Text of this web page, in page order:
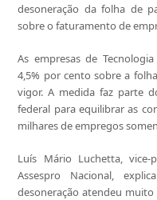
desoneração da folha de
sobre o faturamento de
As empresas de
4,5% por cento sobre a
vigor. A medida faz parte
federal para equilibrar as
milhares de empregos
Luís Mário Luchetta, vice-
Assespro Nacional,
desoneração atendeu